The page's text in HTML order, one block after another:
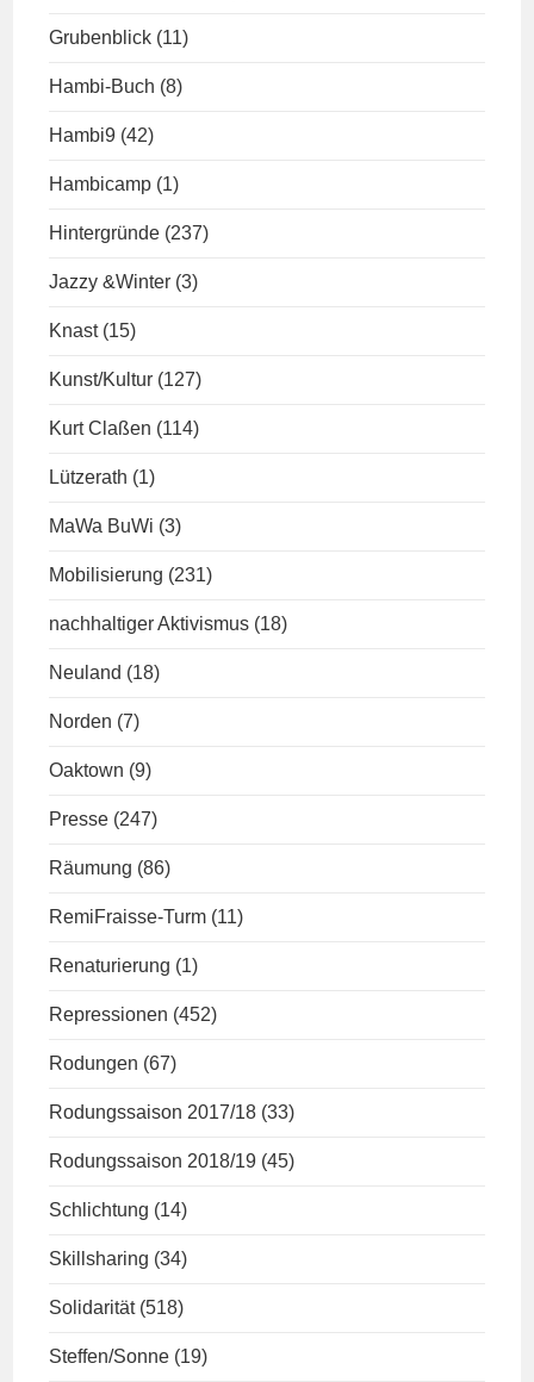
Grubenblick (11)
Hambi-Buch (8)
Hambi9 (42)
Hambicamp (1)
Hintergründe (237)
Jazzy &Winter (3)
Knast (15)
Kunst/Kultur (127)
Kurt Claßen (114)
Lützerath (1)
MaWa BuWi (3)
Mobilisierung (231)
nachhaltiger Aktivismus (18)
Neuland (18)
Norden (7)
Oaktown (9)
Presse (247)
Räumung (86)
RemiFraisse-Turm (11)
Renaturierung (1)
Repressionen (452)
Rodungen (67)
Rodungssaison 2017/18 (33)
Rodungssaison 2018/19 (45)
Schlichtung (14)
Skillsharing (34)
Solidarität (518)
Steffen/Sonne (19)